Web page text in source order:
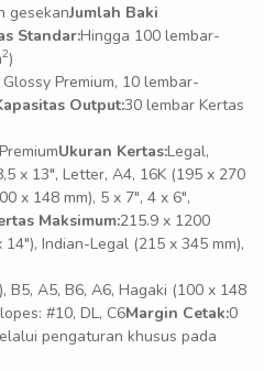
gesekanJumlah Baki
Standar:Hingga 100 lembar-
2)
Premium, 10 lembar-
Output:30 lembar Kertas
Ukuran Kertas:Legal,
x 13″, Letter, A4, 16K (195 x 270
x 148 mm), 5 x 7″, 4 x 6″,
Maksimum:215.9 x 1200
Indian-Legal (215 x 345 mm),
B5, A5, B6, A6, Hagaki (100 x 148
#10, DL, C6Margin Cetak:0
pengaturan khusus pada